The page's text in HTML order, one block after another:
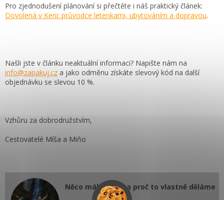
Pro zjednodušení plánování si přečtěte i náš praktický článek:
Dovolená v Keni: průvodce letenkami, ubytováním a dopravou.
Našli jste v článku neaktuální informaci? Napište nám na
info@zapakuj.cz a jako odměnu získáte slevový kód na další
objednávku se slevou 10 %.
Vzhůru za dobrodružstvím,
Cestovatelé Míša a Miňo
Něco málo o nás a proč to vlastně děláme